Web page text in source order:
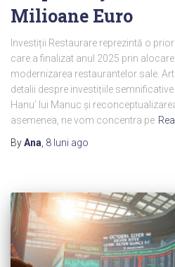
Milioane Euro
Investiții Restaurare reprezintă o
care a finalizat anul 2025 prin
modernizarea restaurantelor sale.
detalii despre investițiile
Hanu’ lui Manuc și
asemenea, ne vom concentra pe
ByAna, 8 luni ago